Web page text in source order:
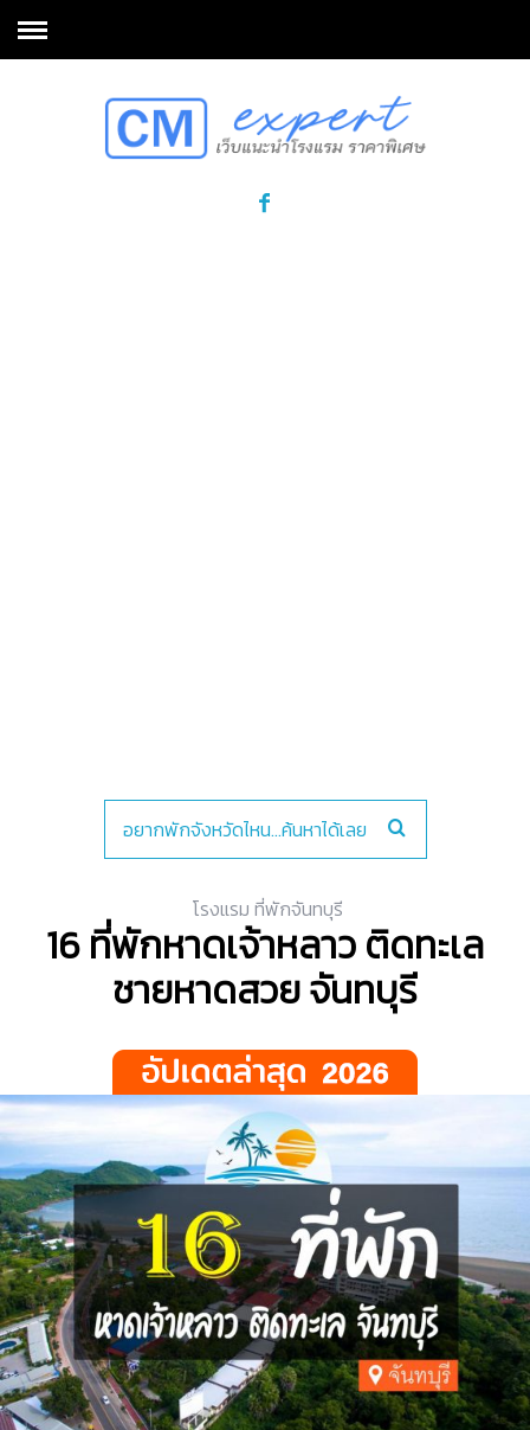
โรงแรม ที่พักจันทบุรี
16 ที่พักหาดเจ้าหลาว ติดทะเล
ชายหาดสวย จันทบุรี